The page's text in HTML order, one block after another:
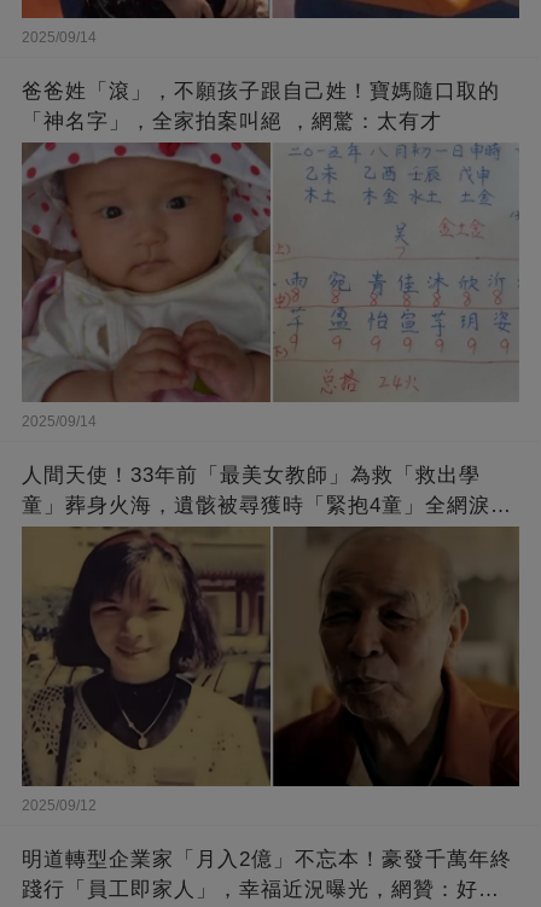
2025/09/14
爸爸姓「滾」，不願孩子跟自己姓！寶媽隨口取的
「神名字」，全家拍案叫絕 ，網驚：太有才
2025/09/14
人間天使！33年前「最美女教師」為救「救出學
童」葬身火海，遺骸被尋獲時「緊抱4童」全網淚
崩：真正的英雄不該被遺忘
2025/09/12
明道轉型企業家「月入2億」不忘本！豪發千萬年終
踐行「員工即家人」，幸福近況曝光，網贊：好老